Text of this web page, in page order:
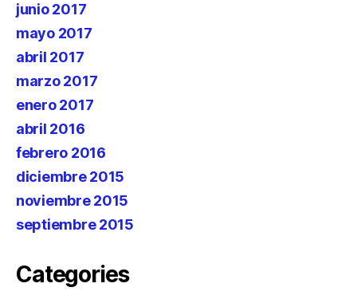
junio 2017
mayo 2017
abril 2017
marzo 2017
enero 2017
abril 2016
febrero 2016
diciembre 2015
noviembre 2015
septiembre 2015
Categories